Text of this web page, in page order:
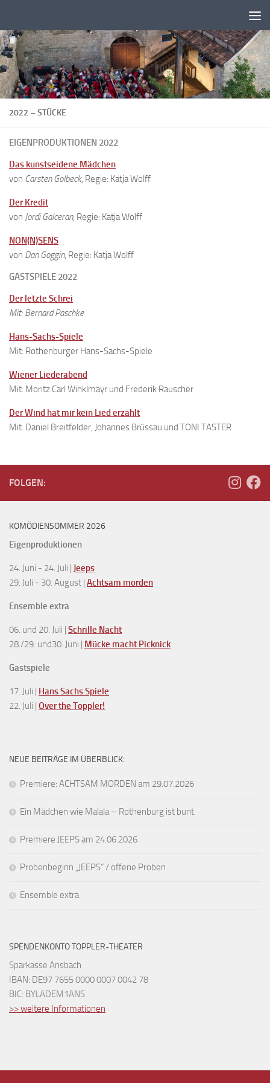
2022 – STÜCKE
EIGENPRODUKTIONEN 2022
Das kunstseidene Mädchen
von Carsten Golbeck, Regie: Katja Wolff
Der Kredit
von Jordi Galceran, Regie: Katja Wolff
NON(N)SENS
von Dan Goggin, Regie: Katja Wolff
GASTSPIELE 2022
Der letzte Schrei
Mit: Bernard Paschke
Hans-Sachs-Spiele
Mit: Rothenburger Hans-Sachs-Spiele
Wiener Liederabend
Mit: Moritz Carl Winklmayr und Frederik Rauscher
Der Wind hat mir kein Lied erzählt
Mit: Daniel Breitfelder, Johannes Brüssau und TONI TASTER
FOLGEN:
KOMÖDIENSOMMER 2026
Eigenproduktionen
24. Juni - 24. Juli | Jeeps
29. Juli - 30. August | Achtsam morden
Ensemble extra
06. und 20. Juli | Schrille Nacht
28./29. und30. Juni | Mücke macht Picknick
Gastspiele
17. Juli | Hans Sachs Spiele
22. Juli | Over the Toppler!
NEUE BEITRÄGE IM ÜBERBLICK:
Premiere: ACHTSAM MORDEN am 29.07.2026
Ein Mädchen wie Malala – Rothenburg ist bunt.
Premiere JEEPS am 24.06.2026
Probenbeginn „JEEPS“ / offene Proben
Ensemble extra
SPENDENKONTO TOPPLER-THEATER
Sparkasse Ansbach
IBAN: DE97 7655 0000 0007 0042 78
BIC: BYLADEM1ANS
>> weitere Informationen